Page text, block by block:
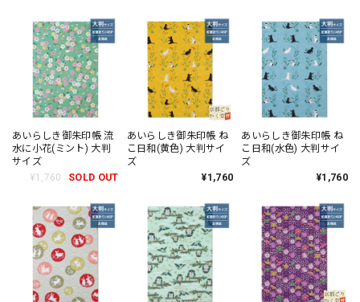
あいらしき御朱印帳 流
水に小花(ミント) 大判
サイズ
¥1,760
SOLD OUT
あいらしき御朱印帳 ね
こ日和(黄色) 大判サイ
ズ
¥1,760
あいらしき御朱印帳 ね
こ日和(水色) 大判サイ
ズ
¥1,760